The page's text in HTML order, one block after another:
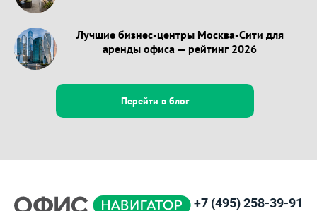
Лучшие бизнес-центры Москва-Сити для
аренды офиса — рейтинг 2026
Перейти в блог
+7 (495) 258-39-91